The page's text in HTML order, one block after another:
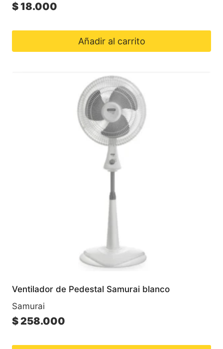
$18.000
Añadir al carrito
Ventilador de Pedestal Samurai blanco
Samurai
$258.000